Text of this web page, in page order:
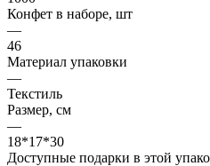
Конфет в наборе, шт
—
46
Материал упаковки
—
Текстиль
Размер, см
—
18*17*30
Доступные подарки в этой